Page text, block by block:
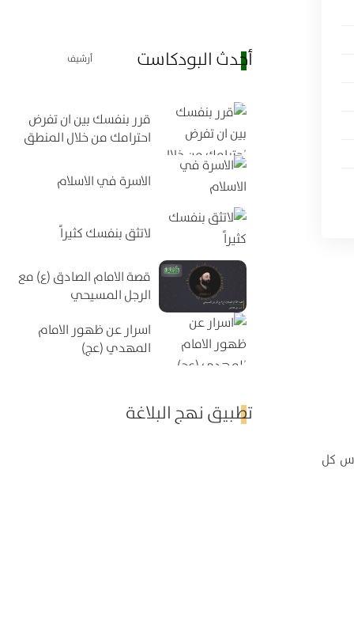
كل
أحدث البودكاست أرشيف
قرر بنفسك بين ان تفرض
احترامك من خلال المنطق
الاسرة في الاسلام
لاتثق بنفسك كثيراً
قصة الامام الصادق (ع) مع
الرجل المسيحي
اسرار عن ظهور الامام
المهدي (عج)
تطبيق نهج البلاغة